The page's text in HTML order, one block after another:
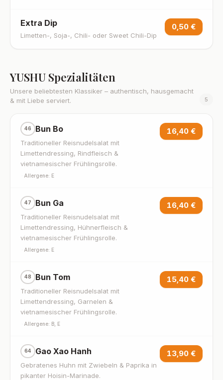
Extra Dip
Limetten-, Soja-, Chili- oder Sweet Chili-Dip
0,50 €
YUSHU Spezialitäten
Unsere beliebtesten Klassiker – authentisch, hausgemacht
& mit Liebe serviert.
5
46 Bun Bo
Traditioneller Reisnudelsalat mit
Limettendressing, Rindfleisch &
vietnamesischer Frühlingsrolle.
· Allergene: E
16,40 €
47 Bun Ga
Traditioneller Reisnudelsalat mit
Limettendressing, Hühnerfleisch &
vietnamesischer Frühlingsrolle.
· Allergene: E
16,40 €
48 Bun Tom
Traditioneller Reisnudelsalat mit
Limettendressing, Garnelen &
vietnamesischer Frühlingsrolle.
· Allergene: B, E
15,40 €
64 Gao Xao Hanh
Gebratenes Huhn mit Zwiebeln & Paprika in
pikanter Hoisin-Marinade.
13,90 €